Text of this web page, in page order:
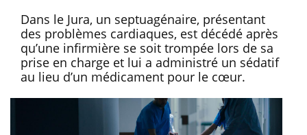
Dans le Jura, un septuagénaire, présentant
des problèmes cardiaques, est décédé après
qu’une infirmière se soit trompée lors de sa
prise en charge et lui a administré un sédatif
au lieu d’un médicament pour le cœur.